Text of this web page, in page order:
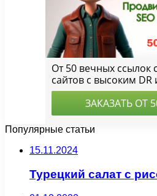
Популярные статьи
15.11.2024
Турецкий салат с